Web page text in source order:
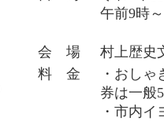
午前9時
会 場
村上歴史
料 金
・おし
券は一般
・市内